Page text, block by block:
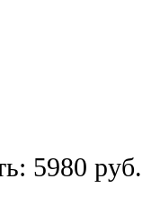
5980 руб.